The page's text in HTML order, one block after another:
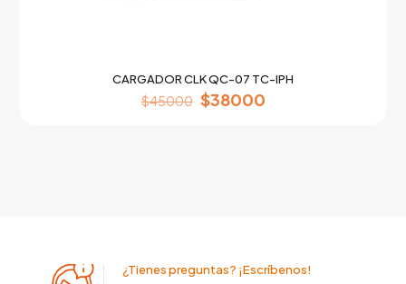
CARGADOR CLK QC-07 TC-IPH
$45000 Original
$38000Current
¿Tienes preguntas? ¡Escríbenos!